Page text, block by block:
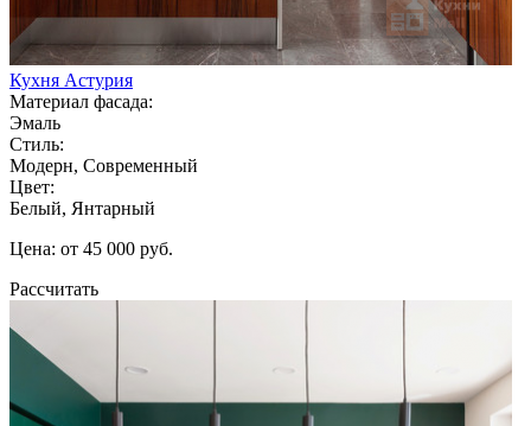
Кухня Астурия
Материал фасада:
Эмаль
Стиль:
Модерн, Современный
Цвет:
Белый, Янтарный
Цена: от 45 000 руб.
Рассчитать